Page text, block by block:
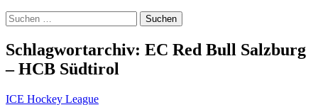
Suchen
nach:
Schlagwortarchiv: EC Red Bull Salzburg
– HCB Südtirol
ICE Hockey League